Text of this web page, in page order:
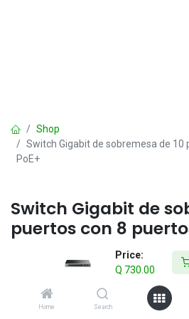
Price:
Q 730.00
Home Search
Shop
Switch Gigabit de sobremesa de 10
PoE+
Switch Gigabit de
puertos con 8
730.00 IVA incluido
Add to